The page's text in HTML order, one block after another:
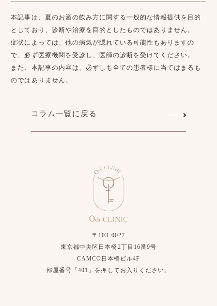
本記事は、夏のお酒の飲み方に関する一般的な情報提供を目的
としており、診断や治療を目的としたものではありません。
症状によっては、他の病気が隠れている可能性もありますの
で、必ず医療機関を受診し、医師の診断を受けてください。
また、本記事の内容は、必ずしも全ての患者様に当てはまるも
のではありません。
コラム一覧に戻る
〒103-0027
東京都中央区日本橋2丁目16番9号
CAMCO日本橋ビル4F
部屋番号「401」を押してお入りください。